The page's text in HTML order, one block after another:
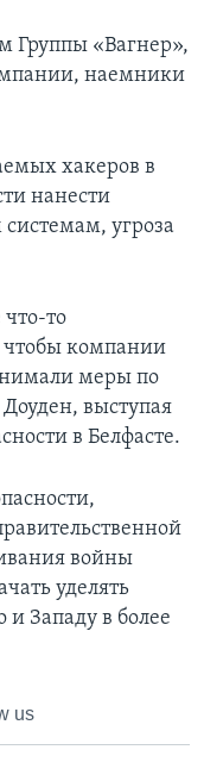
Группы «Вагнер»,
наемники
хакеров в
нанести
угроза
что-то
чтобы компании
меры по
выступая
в Белфасте.
войны
уделять
Западу в более
us